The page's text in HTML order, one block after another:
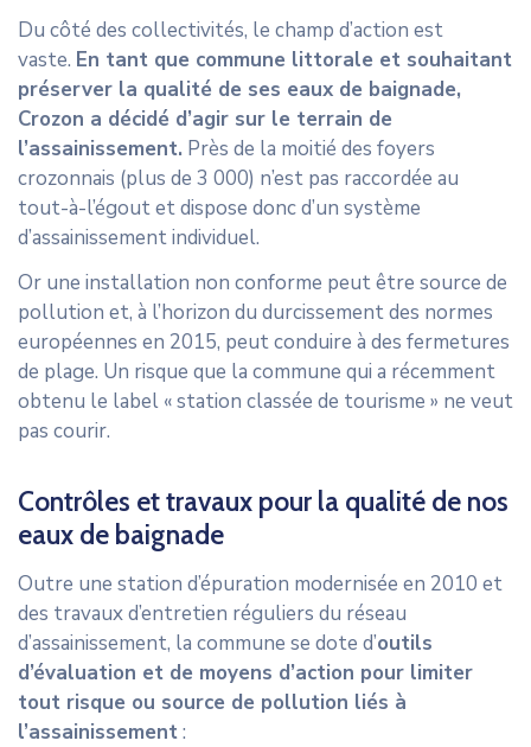
Du côté des collectivités, le champ d’action est
vaste. En tant que commune littorale et souhaitant
préserver la qualité de ses eaux de baignade,
Crozon a décidé d’agir sur le terrain de
l’assainissement. Près de la moitié des foyers
crozonnais (plus de 3 000) n’est pas raccordée au
tout-à-l’égout et dispose donc d’un système
d’assainissement individuel.
Or une installation non conforme peut être source de
pollution et, à l’horizon du durcissement des normes
européennes en 2015, peut conduire à des fermetures
de plage. Un risque que la commune qui a récemment
obtenu le label « station classée de tourisme » ne veut
pas courir.
Contrôles et travaux pour la qualité de nos
eaux de baignade
Outre une station d’épuration modernisée en 2010 et
des travaux d’entretien réguliers du réseau
d’assainissement, la commune se dote d’outils
d’évaluation et de moyens d’action pour limiter
tout risque ou source de pollution liés à
l’assainissement: